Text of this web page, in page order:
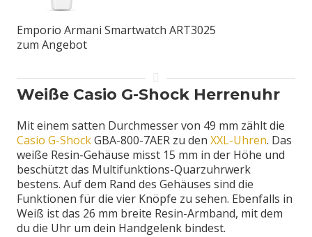
Emporio Armani Smartwatch ART3025
zum Angebot
Weiße Casio G-Shock Herrenuhr
Mit einem satten Durchmesser von 49 mm zählt die
Casio G-ShockGBA-800-7AER zu den XXL-Uhren. Das
weiße Resin-Gehäuse misst 15 mm in der Höhe und
beschützt das Multifunktions-Quarzuhrwerk
bestens. Auf dem Rand des Gehäuses sind die
Funktionen für die vier Knöpfe zu sehen. Ebenfalls in
Weiß ist das 26 mm breite Resin-Armband, mit dem
du die Uhr um dein Handgelenk bindest.